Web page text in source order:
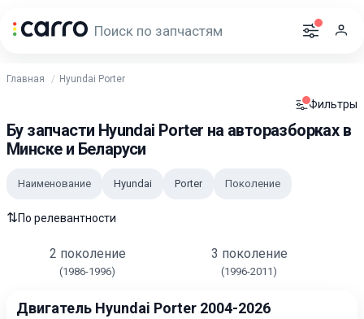
Главная Hyundai Porter
Фильтры
Бу запчасти Hyundai Porter на авторазборках в
Минске и Беларуси
Наименование Hyundai Porter Поколение
⇅По релевантности
2 поколение
(1986-1996)
3 поколение
(1996-2011)
Двигатель Hyundai Porter 2004-2026